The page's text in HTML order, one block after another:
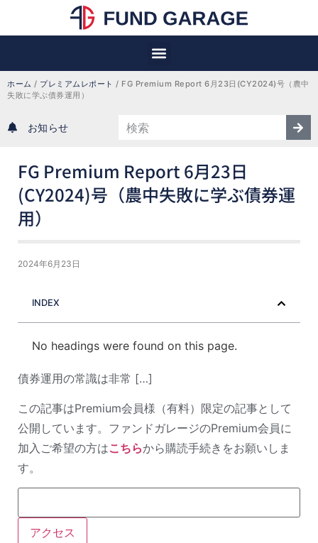
ホーム / プレミアムレポート / FG Premium Report 6月23日(CY2024)号（農中
失敗に学ぶ債券運用）
お知らせ
FG Premium Report 6月23日
(CY2024)号（農中失敗に学ぶ債券運
用）
2024年6月23日
INDEX
No headings were found on this page.
債券運用の常識は非常 […]
この記事はPremium会員様（有料）限定の記事として
公開しています。ファンドガレージのPremium会員に
加入ご希望の方はこちらから購読手続きをお願いしま
す。